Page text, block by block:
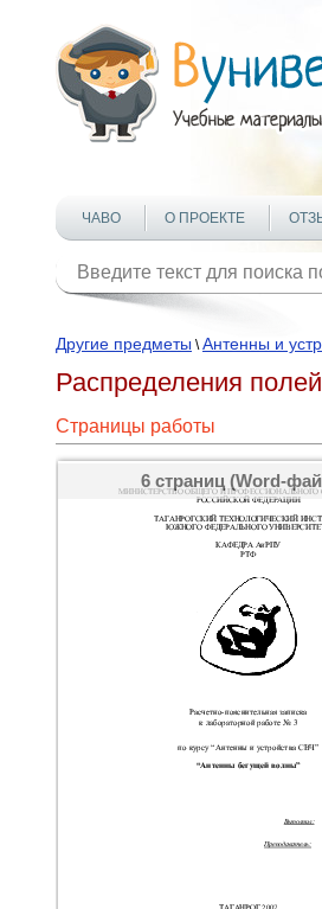
ЧАВО О ПРОЕКТЕ
Другие предметы \Антенны и
Распределения
Страницы работы
6 страниц (Word-